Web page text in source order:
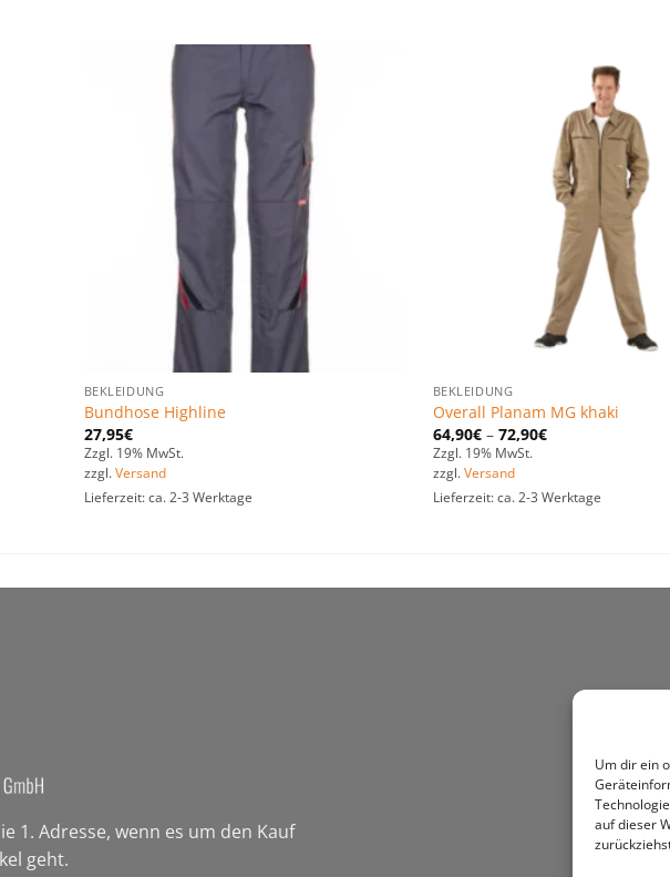
Um dir ein
auf dieser
BEKLEIDUNG
Bundhose Highline
27,95€
Zzgl. 19% MwSt.
zzgl. Versand
Lieferzeit: ca. 2-3 Werktage
BEKLEIDUNG
Overall Planam MG khaki
64,90€– 72,90€
Zzgl. 19% MwSt.
zzgl. Versand
Lieferzeit: ca. 2-3 Werktage
1. Adresse, wenn es um den Kauf
geht.